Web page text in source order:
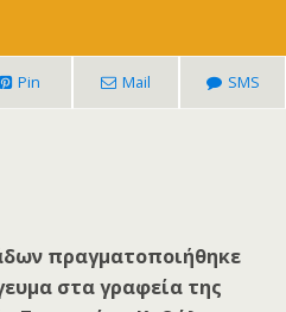
Pin Mail SMS
πραγματοποιήθηκε
στα γραφεία της